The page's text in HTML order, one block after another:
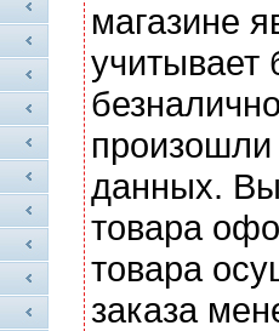
магазине
учитывает
данных. Вы
товара
товара
заказа